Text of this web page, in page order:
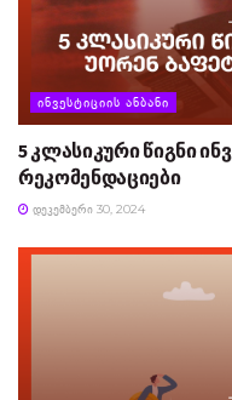
ᲘᲜᲕᲔᲡᲢᲘᲪᲘᲘᲡ ᲐᲜᲑᲐᲜᲘ
5 კლასიკური წიგნი
რეკომენდაციები
ᲓᲔᲙᲔᲛᲑᲔᲠᲘ 30, 2024